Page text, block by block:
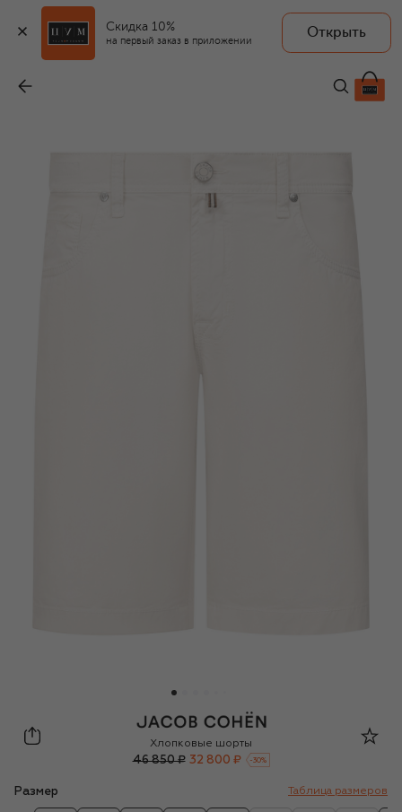
Скидка 10%
на первый заказ в приложении
Открыть
32 800 ₽
Jacob Cohen
Хлопковые шорты
46 850 ₽ 32 800 ₽ -30%
Размер Таблица размеров